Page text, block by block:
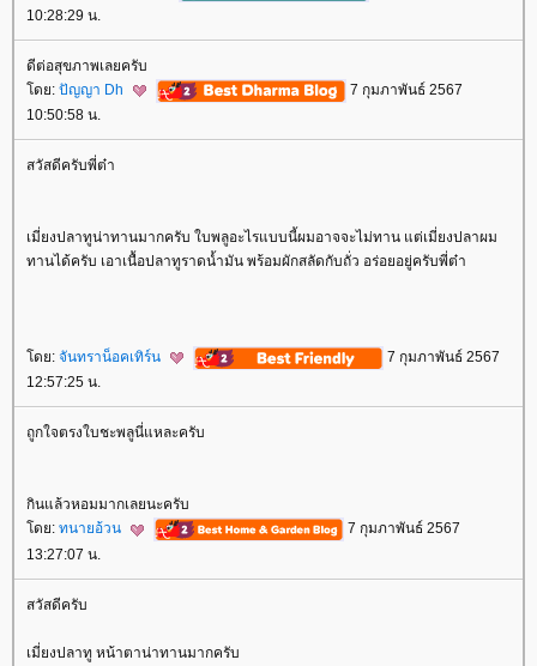
10:28:29 น.
ดีต่อสุขภาพเลยครับ
ดย: ปัญญา Dh
7 กุมภาพันธ์ 2567
10:50:58 น.
สวัสดีครับพี่ต๋า
เมี่ยงปลาทูน่าทานมากครับ ใบพลูอะไรแบบนี้ผมอาจจะไม่ทาน แต่เมี่ยงปลาผม
ทานได้ครับ เอาเนื้อปลาทูราดน้ำมัน พร้อมผักสลัดกับถั่ว อร่อยอยู่ครับพี่ต๋า
ดย: จันทราน็อคเทิร์น
7 กุมภาพันธ์ 2567
12:57:25 น.
ถูกใจตรงใบชะพลูนี่แหละครับ
กินแล้วหอมมากเลยนะครับ
ดย: ทนายอ้วน
7 กุมภาพันธ์ 2567
13:27:07 น.
สวัสดีครับ
เมี่ยงปลาทู หน้าตาน่าทานมากครับ